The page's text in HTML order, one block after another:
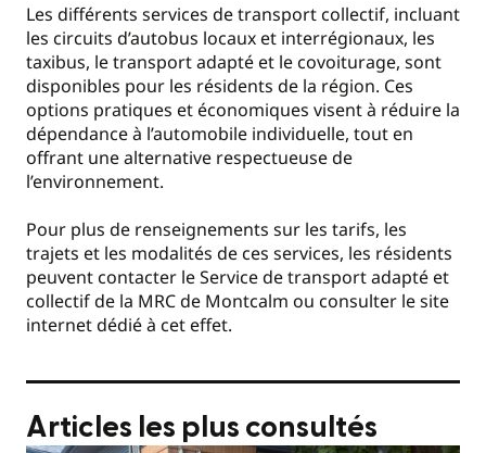
Les différents services de transport collectif, incluant
les circuits d’autobus locaux et interrégionaux, les
taxibus, le transport adapté et le covoiturage, sont
disponibles pour les résidents de la région. Ces
options pratiques et économiques visent à réduire la
dépendance à l’automobile individuelle, tout en
offrant une alternative respectueuse de
l’environnement.
Pour plus de renseignements sur les tarifs, les
trajets et les modalités de ces services, les résidents
peuvent contacter le Service de transport adapté et
collectif de la MRC de Montcalm ou consulter le site
internet dédié à cet effet.
Articles les plus consultés